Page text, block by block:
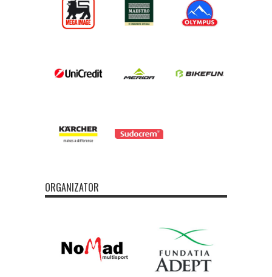
ORGANIZATOR